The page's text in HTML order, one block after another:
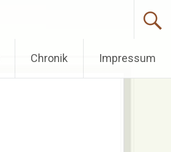
Chronik Impressum